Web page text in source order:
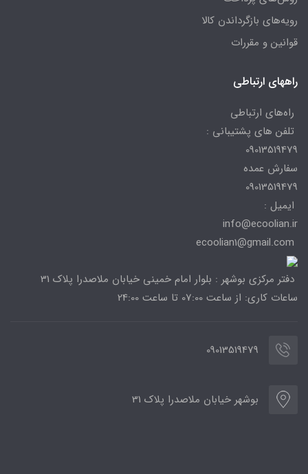
رویه‌های بازگرداندن کالا
قوانین و مقررات
راههای ارتباطی
راه‌های ارتباطی
تلفن های پشتیبانی :
09013519479
سفارش عمده
09013519479
ایمیل :
info@ecoolian.ir
دفتر مرکزی بوشهر : بلوار امام خمینی خیابان ملاصدرا پلاک 31
ساعات کاری: از ساعت 07:00 تا ساعت 24:00
09013519479
بوشهر خیابان ملاصدرا پلاک 31